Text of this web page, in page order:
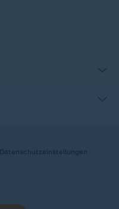
Datenschutzeinstellungen